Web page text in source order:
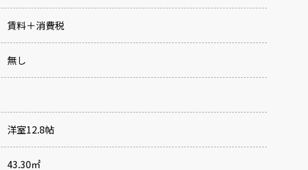
賃料＋消費税
無し
洋室12.8帖
43.30㎡